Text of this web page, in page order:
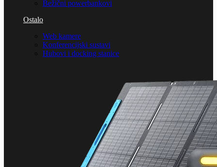
Bežični powerbankovi
Ostalo
Web kamere
Konferencijski sustavi
Hubovi i docking stanice